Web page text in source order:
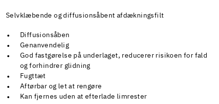
Selvklæbende og diffusionsåbent afdækningsfilt
Diffusionsåben
Genanvendelig
God fastgørelse på underlaget, reducerer risikoen for fald
og forhindrer glidning
Fugttæt
Aftørbar og let at rengøre
Kan fjernes uden at efterlade limrester